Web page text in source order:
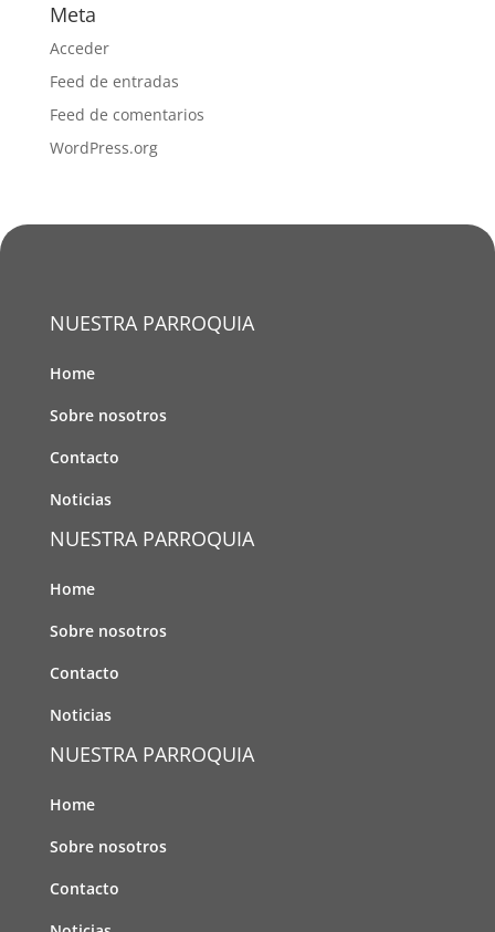
Meta
Acceder
Feed de entradas
Feed de comentarios
WordPress.org
NUESTRA PARROQUIA
Home
Sobre nosotros
Contacto
Noticias
NUESTRA PARROQUIA
Home
Sobre nosotros
Contacto
Noticias
NUESTRA PARROQUIA
Home
Sobre nosotros
Contacto